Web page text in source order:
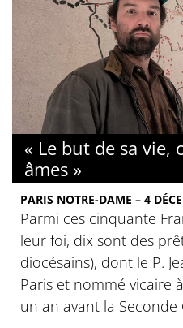
« Le but de sa vie,
âmes »
PARIS NOTRE-DAME – 4
Parmi ces cinquante
leur foi, dix sont des
diocésains), dont le P.
Paris et nommé vicaire
un an avant la